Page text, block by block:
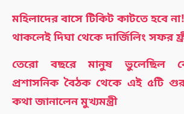
মহিলাদের বাসে টিকিট কাটতে হবে
থাকলেই দিঘা থেকে দার্জিলিং সফর
তেরো বছরে মানুষ ভুলেছিল
প্রশাসনিক বৈঠক থেকে এই ৫টি
কথা জানালেন মুখ্যমন্ত্রী